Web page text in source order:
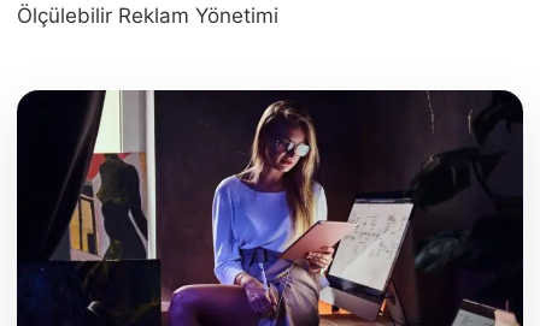
Ölçülebilir Reklam Yönetimi